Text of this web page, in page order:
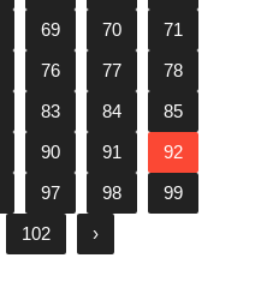
69 70
71
76 77
78
83 84
85
90 91
92
97 98
99
102 ›